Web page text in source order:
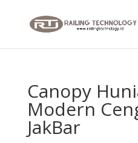
Canopy
Modern
JakBar